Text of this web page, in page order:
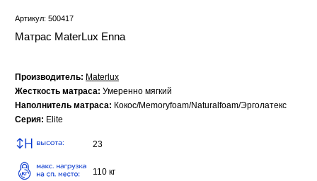
Артикул: 500417
Матрас MaterLux Enna
Производитель: Materlux
Жесткость матраса: Умеренно мягкий
Наполнитель матраса: Кокос/Memoryfoam/Naturalfoаm/Эрголатекс
Серия: Elite
23
110 кг